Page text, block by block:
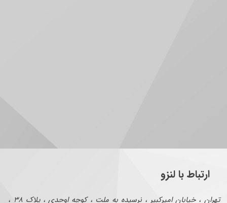
ارتباط با لنزو
تهران ، خیابان امیرکبیر ، نرسیده به ملت ، کوچه اوحدی ، پلاک ۳۸ ،